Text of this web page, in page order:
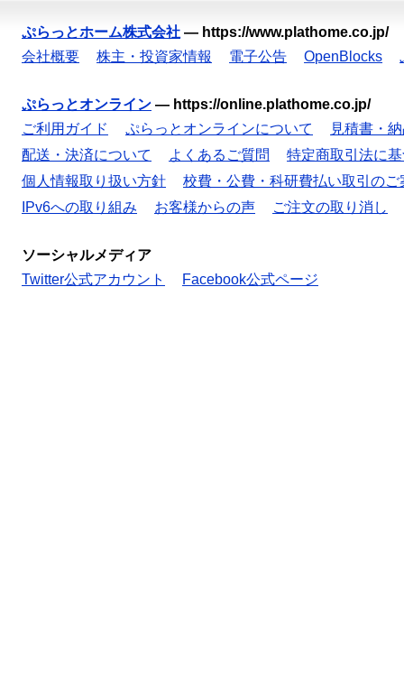
ぷらっとホーム株式会社 — https://www.plathome.co.jp/
会社概要
株主・投資家情報 電子公告 OpenBlocks
ぷらっとオンライン — https://online.plathome.co.jp/
ご利用ガイド
ぷらっとオンラインについて
見積書・
配送・決済について
よくあるご質問
特定商取引法に
個人情報取り扱い方針
校費・公費・科研費払い取引のご
IPv6への取り組み
お客様からの声 ご注文の取り消し
ソーシャルメディア
Twitter公式アカウント
Facebook公式ページ